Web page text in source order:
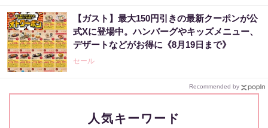
【ガスト】最大150円引きの最新クーポンが公
式Xに登場中。ハンバーグやキッズメニュー、
デザートなどがお得に《8月19日まで》
セール
Recommended by
人気キーワード